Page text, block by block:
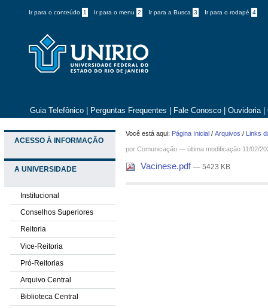
Ir para o conteúdo 1 Ir para o menu 2 Ir para a Busca 3 Ir para o rodapé 4
Guia Telefônico Perguntas Frequentes Fale Conosco Ouvidoria
ACESSO À INFORMAÇÃO
A UNIVERSIDADE
Institucional
Conselhos Superiores
Reitoria
Vice-Reitoria
Pró-Reitorias
Arquivo Central
Biblioteca Central
Você está aqui: Página Inicial /Arquivos / Links
porComunicação —última modificação 11/02/
Vacinese.pdf— 5423 KB